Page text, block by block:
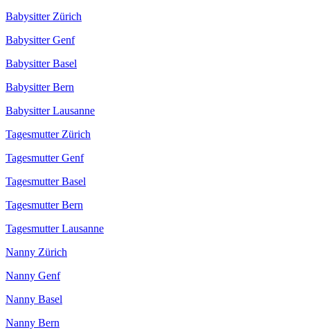
Babysitter Zürich
Babysitter Genf
Babysitter Basel
Babysitter Bern
Babysitter Lausanne
Tagesmutter Zürich
Tagesmutter Genf
Tagesmutter Basel
Tagesmutter Bern
Tagesmutter Lausanne
Nanny Zürich
Nanny Genf
Nanny Basel
Nanny Bern